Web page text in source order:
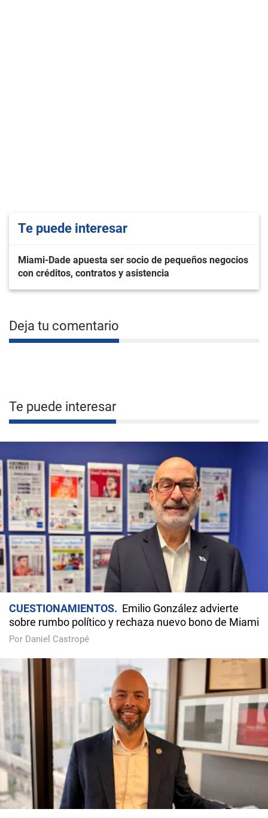
Te puede interesar
Miami-Dade apuesta ser socio de pequeños negocios
con créditos, contratos y asistencia
Deja tu comentario
Te puede interesar
CUESTIONAMIENTOS
Emilio González advierte
sobre rumbo político y rechaza nuevo bono de Miami
Por Daniel Castropé